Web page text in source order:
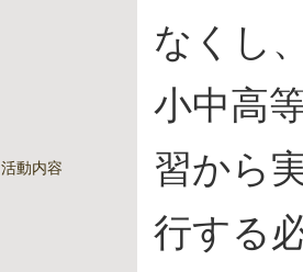
活動内容
なくし
小中高
習から
行する